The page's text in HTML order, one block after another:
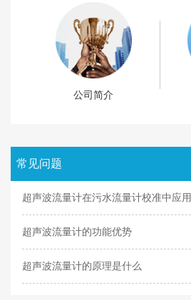
公司简介
常见问题
超声波流量计在污水流量计校准中应用
超声波流量计的功能优势
超声波流量计的原理是什么